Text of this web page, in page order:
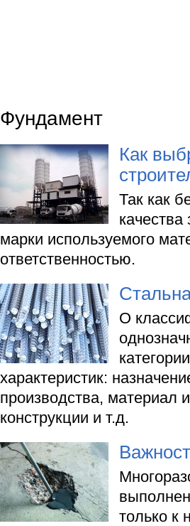
Фундамент
Как
Так как
марки используемого
ответственностью.
О
характеристик:
производства, материал
конструкции и т.д.
только к